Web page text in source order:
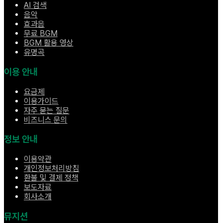
AI 검색
음악
효과음
무료 BGM
BGM 활용 영상
유명곡
이용 안내
요금제
이용가이드
자주 묻는 질문
비즈니스 문의
정보 안내
이용약관
개인정보처리방침
환불 및 결제 정책
보도자료
회사소개
뮤지션